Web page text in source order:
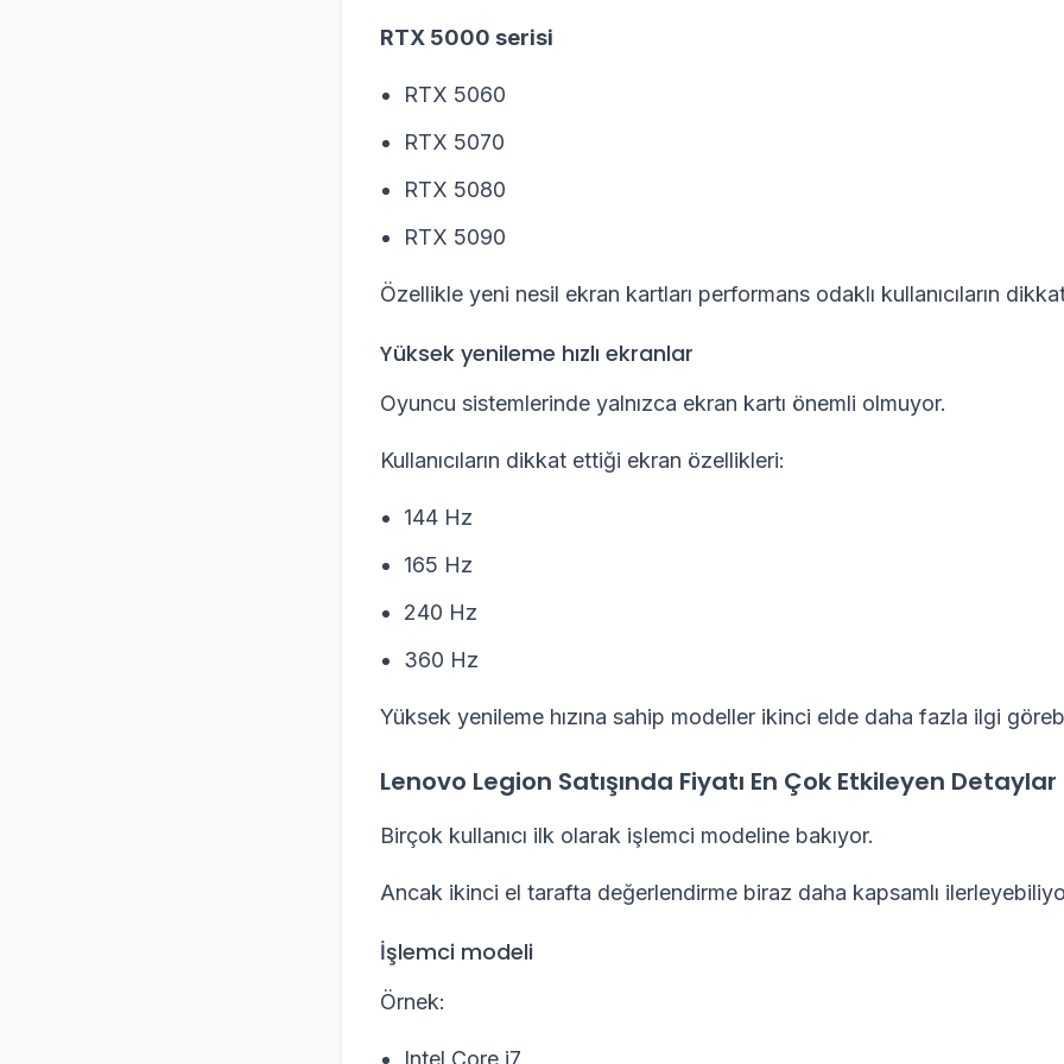
RTX 5000 serisi
RTX 5060
RTX 5070
RTX 5080
RTX 5090
Özellikle yeni nesil ekran kartları performans odaklı kullanıcıların
Yüksek yenileme hızlı ekranlar
Oyuncu sistemlerinde yalnızca ekran kartı önemli olmuyor.
Kullanıcıların dikkat ettiği ekran özellikleri:
144 Hz
165 Hz
240 Hz
360 Hz
Yüksek yenileme hızına sahip modeller ikinci elde daha fazla ilgi
Lenovo Legion Satışında Fiyatı En Çok Etkileyen Detaylar
Birçok kullanıcı ilk olarak işlemci modeline bakıyor.
Ancak ikinci el tarafta değerlendirme biraz daha kapsamlı
İşlemci modeli
Örnek:
Intel Core i7